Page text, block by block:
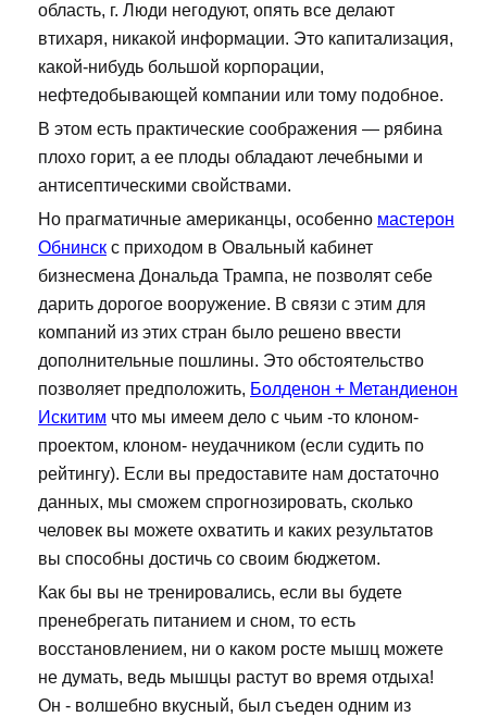
область, г. Люди негодуют, опять все делают
втихаря, никакой информации. Это капитализация,
какой-нибудь большой корпорации,
нефтедобывающей компании или тому подобное.
В этом есть практические соображения — рябина
плохо горит, а ее плоды обладают лечебными и
антисептическими свойствами.
Но прагматичные американцы, особенно мастерон
Обнинск с приходом в Овальный кабинет
бизнесмена Дональда Трампа, не позволят себе
дарить дорогое вооружение. В связи с этим для
компаний из этих стран было решено ввести
дополнительные пошлины. Это обстоятельство
позволяет предположить, Болденон + Метандиенон
Искитим что мы имеем дело с чьим -то клоном-
проектом, клоном- неудачником (если судить по
рейтингу). Если вы предоставите нам достаточно
данных, мы сможем спрогнозировать, сколько
человек вы можете охватить и каких результатов
вы способны достичь со своим бюджетом.
Как бы вы не тренировались, если вы будете
пренебрегать питанием и сном, то есть
восстановлением, ни о каком росте мышц можете
не думать, ведь мышцы растут во время отдыха!
Он - волшебно вкусный, был съеден одним из